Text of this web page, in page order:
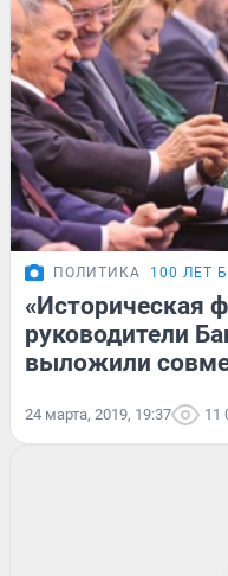
ПОЛИТИКА 100 ЛЕТ
«Историческая
руководители
выложили
24 марта, 2019, 19:37 11